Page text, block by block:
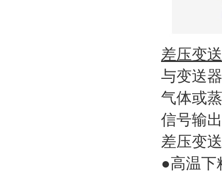
差压变
与变送
气体或
信号输
差压变
●高温下